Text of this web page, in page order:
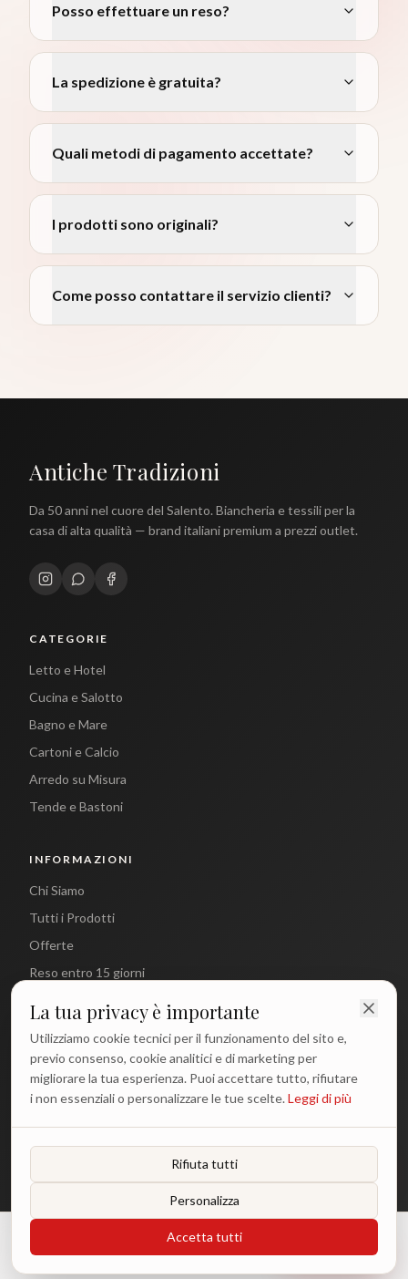
Posso effettuare un reso?
La spedizione è gratuita?
Quali metodi di pagamento accettate?
I prodotti sono originali?
Come posso contattare il servizio clienti?
Antiche Tradizioni
Da 50 anni nel cuore del Salento. Biancheria e tessili per la
casa di alta qualità — brand italiani premium a prezzi outlet.
CATEGORIE
Letto e Hotel
Cucina e Salotto
Bagno e Mare
Cartoni e Calcio
Arredo su Misura
Tende e Bastoni
INFORMAZIONI
Chi Siamo
Tutti i Prodotti
Offerte
Reso entro 15 giorni
CONTATTI
info@antichetradizioni.it
+39 329 617 1194
Lun - Ven: 9:00 - 18:00
Antiche Tradizioni. Tutti i diritti riservati.
La tua privacy è importante
Utilizziamo cookie tecnici per il funzionamento del sito e,
previo consenso, cookie analitici e di marketing per
migliorare la tua esperienza. Puoi accettare tutto, rifiutare
i non essenziali o personalizzare le tue scelte.Leggi di più
Rifiuta tutti
Personalizza
Accetta tutti